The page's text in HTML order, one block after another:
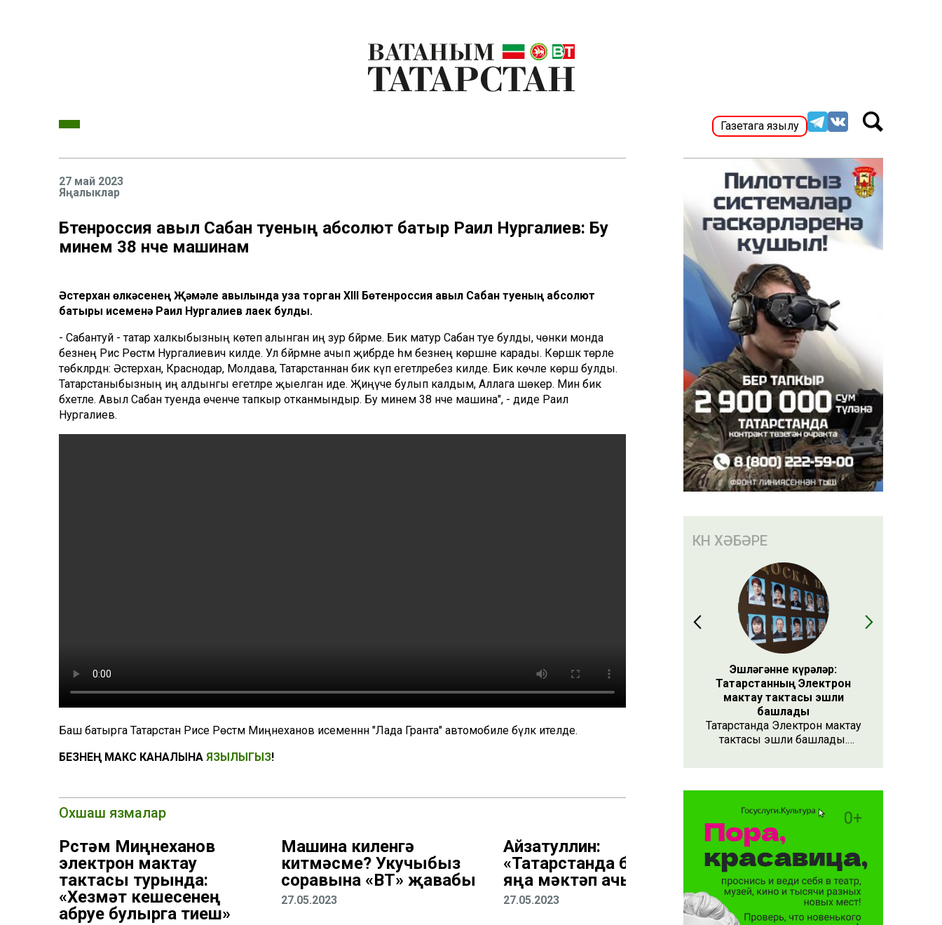
Газетага язылу
27 май 2023
Яңалыклар
Бөтенроссия авыл Сабан туеның абсолют батыр Раил Нургалиев: Бу
минем 38 нче машинам
Әстерхан өлкәсенең Җәмәле авылында уза торган XIII Бөтенроссия авыл Сабан туеның абсолют
батыры исеменә Раил Нургалиев лаек булды.
- Сабантуй - татар халкыбызның көтеп алынган иң зур бәйрәме. Бик матур Сабан туе булды, чөнки монда
безнең Рәис Рөстәм Нургалиевич килде. Ул бәйрәмне ачып җибәрде һәм безнең көрәшне карады. Көрәшкә төрле
төбәкләрдән: Әстерхан, Краснодар, Молдава, Татарстаннан бик күп егетләребез килде. Бик көчле көрәш булды.
Татарстаныбызның иң алдынгы егетләре җыелган иде. Җиңүче булып калдым, Аллага шөкер. Мин бик
бәхетле. Авыл Сабан туенда өченче тапкыр отканмындыр. Бу минем 38 нче машина", - диде Раил
Нургалиев.
Баш батырга Татарстан Рәисе Рөстәм Миңнеханов исеменнән "Лада Гранта" автомобиле бүләк ителде.
БЕЗНЕҢ МАКС КАНАЛЫНА ЯЗЫЛЫГЫЗ!
Охшаш язмалар
Рөстәм Миңнеханов
электрон мактау
тактасы турында:
«Хезмәт кешесенең
абруе булырга тиеш»
Машина киленгә
китмәсме? Укучыбыз
соравына «ВТ» җавабы
27.05.2023
Айзатуллин:
«Татарстанда быел биш
яңа мәктәп ачылачак»
27.05.2023
КӨН ХӘБӘРЕ
Эшләгәнне күрәләр:
Татарстанның Электрон
мактау тактасы эшли
башлады
Татарстанда Электрон мактау
тактасы эшли башлады.
күрсәтүнең заманча алымы
тупланган. Исемлекне ел
саен яңартып торачаклар.
Лаеклыларга исә махсус
таныклык та бирәчәкләр.